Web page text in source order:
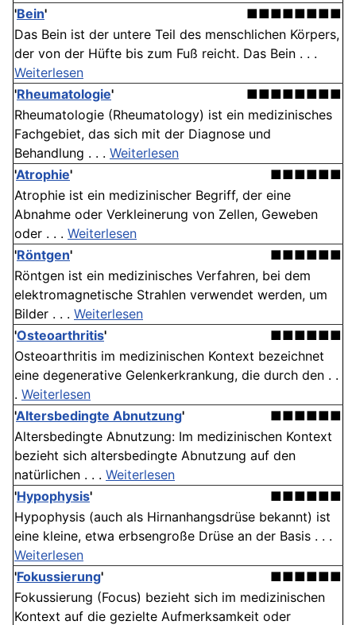
'Bein'
■■■■■■■■
Das Bein ist der untere Teil des menschlichen Körpers,
der von der Hüfte bis zum Fuß reicht. Das Bein . . .
Weiterlesen
'Rheumatologie'
■■■■■■■■
Rheumatologie (Rheumatology) ist ein medizinisches
Fachgebiet, das sich mit der Diagnose und
Behandlung . . . Weiterlesen
'Atrophie'
■■■■■■
Atrophie ist ein medizinischer Begriff, der eine
Abnahme oder Verkleinerung von Zellen, Geweben
oder . . . Weiterlesen
'Röntgen'
■■■■■■
Röntgen ist ein medizinisches Verfahren, bei dem
elektromagnetische Strahlen verwendet werden, um
Bilder . . . Weiterlesen
'Osteoarthritis'
■■■■■■
Osteoarthritis im medizinischen Kontext bezeichnet
eine degenerative Gelenkerkrankung, die durch den . .
. Weiterlesen
'Altersbedingte Abnutzung'
■■■■■■
Altersbedingte Abnutzung: Im medizinischen Kontext
bezieht sich altersbedingte Abnutzung auf den
natürlichen . . . Weiterlesen
'Hypophysis'
■■■■■■
Hypophysis (auch als Hirnanhangsdrüse bekannt) ist
eine kleine, etwa erbsengroße Drüse an der Basis . . .
Weiterlesen
'Fokussierung'
■■■■■■
Fokussierung (Focus) bezieht sich im medizinischen
Kontext auf die gezielte Aufmerksamkeit oder